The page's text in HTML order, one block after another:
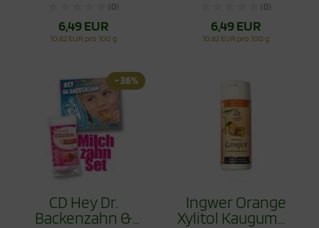
(0)
6,49 EUR
10,82 EUR pro 100 g
(0)
6,49 EUR
10,82 EUR pro 100 g
CD Hey Dr.
Backenzahn &
- 36%
Ingwer Orange
Xylitol Kaugummi